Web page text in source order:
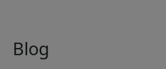
Blog